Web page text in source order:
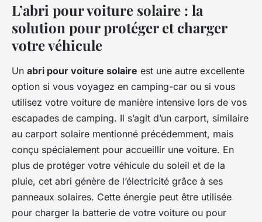
L’abri pour voiture solaire : la
solution pour protéger et charger
votre véhicule
Un abri pour voiture solaire est une autre excellente
option si vous voyagez en camping-car ou si vous
utilisez votre voiture de manière intensive lors de vos
escapades de camping. Il s’agit d’un carport, similaire
au carport solaire mentionné précédemment, mais
conçu spécialement pour accueillir une voiture. En
plus de protéger votre véhicule du soleil et de la
pluie, cet abri génère de l’électricité grâce à ses
panneaux solaires. Cette énergie peut être utilisée
pour charger la batterie de votre voiture ou pour